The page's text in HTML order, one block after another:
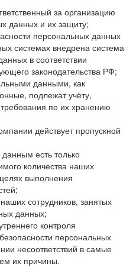
за организацию
данных и их защиту;
персональных данных
системах внедрена система
в соответствии
законодательства РФ;
данными, как
подлежат учёту,
по их хранению
действует пропускной
есть только
количества наших
выполнения
сотрудников, занятых
данных;
контроля
персональных
несоответствий в самые
их причины.